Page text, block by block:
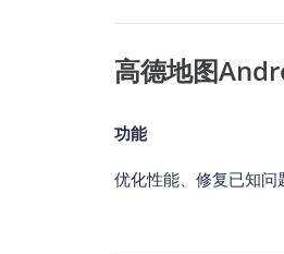
高德地图
功能
优化性能、修复已知问